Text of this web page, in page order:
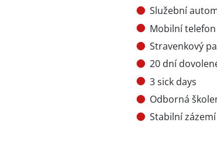
Služební
Mobilní
Stravenkový
20 dní
3 sick days
Odborná
Stabilní